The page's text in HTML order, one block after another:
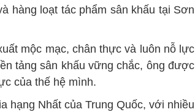
hàng loạt tác phẩm sân khấu tại Sơn
mộc mạc, chân thực và luôn nỗ lực
tảng sân khấu vững chắc, ông được
của thế hệ mình.